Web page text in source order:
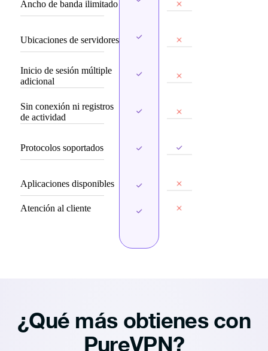
Ancho de banda ilimitado
Ubicaciones de servidores
Inicio de sesión múltiple
adicional
Sin conexión ni registros
de actividad
Protocolos soportados
Aplicaciones disponibles
Atención al cliente
¿Qué más obtienes con
PureVPN?